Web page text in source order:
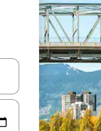
vers le haut et vers